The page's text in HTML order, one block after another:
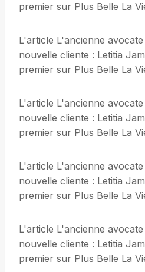
premier sur Plus Belle La
L'article L'ancienne
nouvelle cliente : Letitia
premier sur Plus Belle La
L'article L'ancienne
nouvelle cliente : Letitia
premier sur Plus Belle La
L'article L'ancienne
nouvelle cliente : Letitia
premier sur Plus Belle La
L'article L'ancienne
nouvelle cliente : Letitia
premier sur Plus Belle La